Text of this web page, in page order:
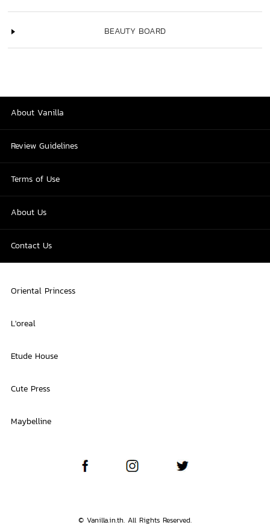
BEAUTY BOARD
About Vanilla
Review Guidelines
Terms of Use
About Us
Contact Us
Oriental Princess
L'oreal
Etude House
Cute Press
Maybelline
© Vanilla.in.th. All Rights Reserved.